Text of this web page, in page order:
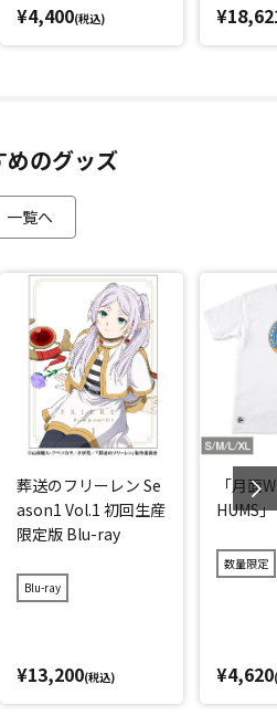
¥4,400(税込)
めのグッズ
一覧へ
葬送のフリーレン Se
ason1 Vol.1 初回生産
限定版 Blu-ray
Blu-ray
¥13,200(税込)
「月面
HUMS
数量限定
¥4,620